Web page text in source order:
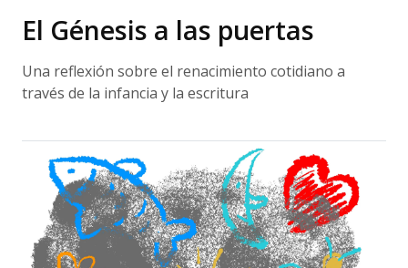
El Génesis a las puertas
Una reflexión sobre el renacimiento cotidiano a
través de la infancia y la escritura